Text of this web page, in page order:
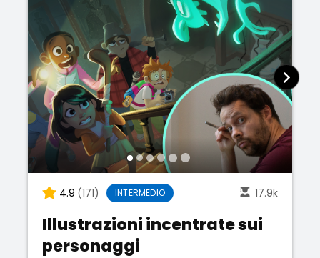
4.9 (171) INTERMEDIO 17.9k
Illustrazioni incentrate sui
personaggi